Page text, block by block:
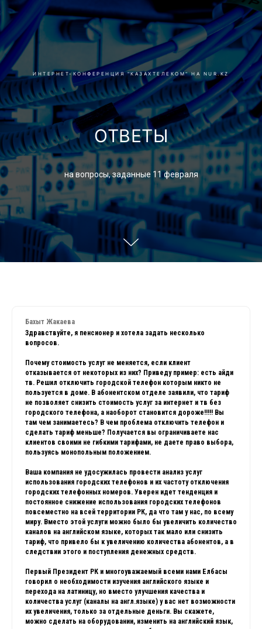
ИНТЕРНЕТ-КОНФЕРЕНЦИЯ "КАЗАХТЕЛЕКОМ" НА NUR.KZ
ОТВЕТЫ
на вопросы, заданные 11 февраля
Бахыт Жакаева
Здравствуйте, я пенсионер и хотела задать несколько
вопросов.
Почему стоимость услуг не меняется, если клиент
отказывается от некоторых из них? Приведу пример: есть айди
тв. Решил отключить городской телефон которым никто не
пользуется в доме. В абонентском отделе заявили, что тариф
не позволяет снизить стоимость услуг за интернет и тв без
городского телефона, а наоборот становится дороже!!!!! Вы
там чем занимаетесь? В чем проблема отключить телефон и
сделать тариф меньше? Получается вы ограничиваете нас
клиентов своими не гибкими тарифами, не даете право выбора,
пользуясь монопольным положением.
Ваша компания не удосужилась провести анализ услуг
использования городских телефонов и их частоту отключения
городских телефонных номеров. Уверен идет тенденция и
постоянное снижение использования городских телефонов
повсеместно на всей территории РК, да что там у нас, по всему
миру. Вместо этой услуги можно было бы увеличить количество
каналов на английском языке, которых так мало или снизить
тариф, что привело бы к увеличению количества абонентов, а в
следствии этого и поступления денежных средств.
Первый Президент РК и многоуважаемый всеми нами Елбасы
говорил о необходимости изучения английского языке и
перехода на латиницу, но вместо улучшения качества и
количества услуг (каналы на англ.языке) у вас нет возможности
их увеличения, только за отдельные деньги. Вы скажете,
можно сделать на оборудовании, изменить на английский язык,